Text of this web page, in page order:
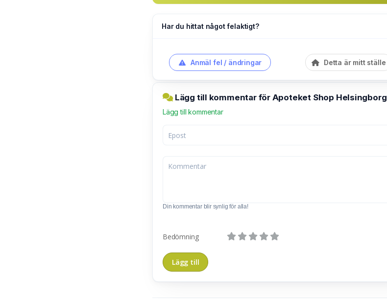
Har du hittat något felaktigt?
Anmäl fel / ändringar Detta är mitt ställe
Lägg till kommentar för Apoteket Shop Helsingborg
Lägg till kommentar
Din kommentar blir synlig för alla!
Bedömning